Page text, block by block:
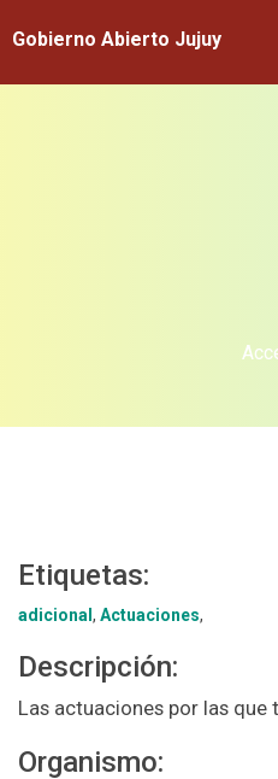
Gobierno Abierto Jujuy
Etiquetas:
adicional , Actuaciones,
Descripción:
Las actuaciones por las
Organismo: